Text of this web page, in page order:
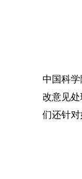
中国科
改意见
们还针